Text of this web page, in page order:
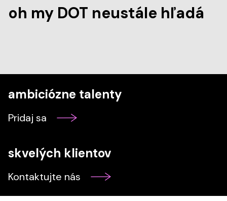
oh my DOT neustále hľadá
ambiciózne talenty
Pridaj sa
skvelých klientov
Kontaktujte nás